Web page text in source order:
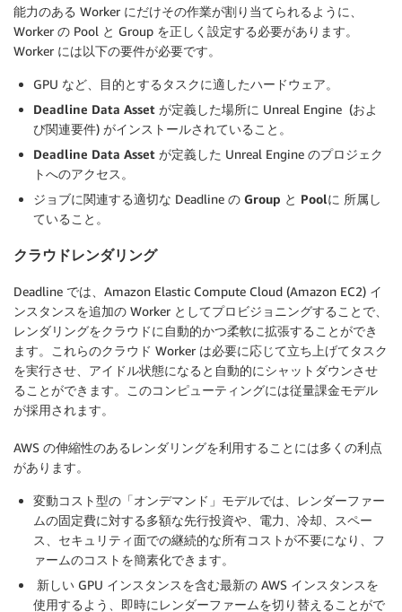
能力のある Worker にだけその作業が割り当てられるように、
Worker の Pool と Group を正しく設定する必要があります。
Worker には以下の要件が必要です。
GPU など、目的とするタスクに適したハードウェア。
Deadline Data Asset が定義した場所に Unreal Engine (およ
び関連要件) がインストールされていること。
Deadline Data Asset が定義した Unreal Engine のプロジェク
トへのアクセス。
ジョブに関連する適切な Deadline の Group と Poolに 所属し
ていること。
クラウドレンダリング
Deadline では、Amazon Elastic Compute Cloud (Amazon EC2) イ
ンスタンスを追加の Worker としてプロビジョニングすることで、
レンダリングをクラウドに自動的かつ柔軟に拡張することができ
ます。これらのクラウド Worker は必要に応じて立ち上げてタスク
を実行させ、アイドル状態になると自動的にシャットダウンさせ
ることができます。このコンピューティングには従量課金モデル
が採用されます。
AWS の伸縮性のあるレンダリングを利用することには多くの利点
があります。
変動コスト型の「オンデマンド」モデルでは、レンダーファー
ムの固定費に対する多額な先行投資や、電力、冷却、スペー
ス、セキュリティ面での継続的な所有コストが不要になり、フ
ァームのコストを簡素化できます。
新しい GPU インスタンスを含む最新の AWS インスタンスを
使用するよう、即時にレンダーファームを切り替えることがで